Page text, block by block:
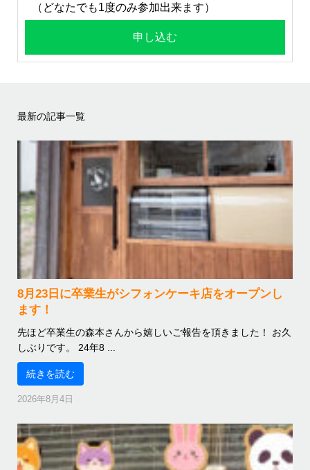
（どなたでも1度のみ参加出来ます）
申し込む
最新の記事一覧
8月23日に卒業生がシフォンケーキ店をオープンし
ます！
先ほど卒業生の森本さんから嬉しいご報告を頂きました！ お久
しぶりです。 24年8 ...
続きを読む
2026年8月4日